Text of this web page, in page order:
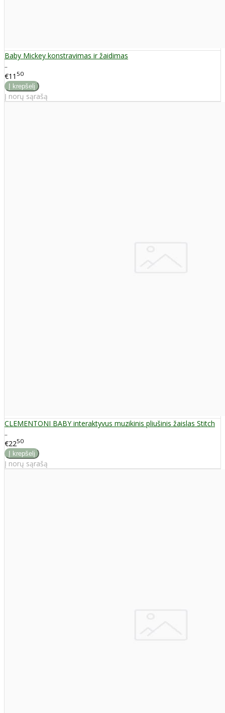
Baby Mickey konstravimas ir žaidimas
..
€11 50
Į norų sąrašą
CLEMENTONI BABY interaktyvus muzikinis pliušinis žaislas Stitch
..
€2250
Į norų sąrašą